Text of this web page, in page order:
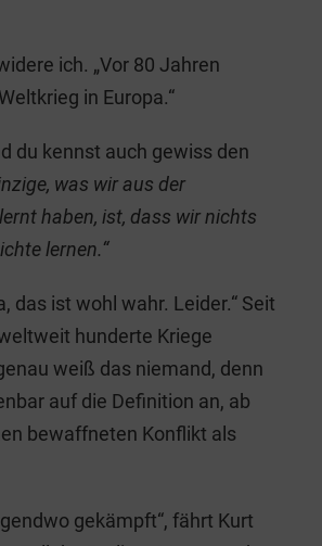
ich. „Vor 80 Jahren
in Europa.“
du kennst auch gewiss den
was wir aus der
haben, ist, dass wir nichts
lernen.“
das ist wohl wahr. Leider.“ Seit
hunderte Kriege
weiß das niemand, denn
auf die Definition an, ab
bewaffneten Konflikt als
gekämpft“, fährt Kurt